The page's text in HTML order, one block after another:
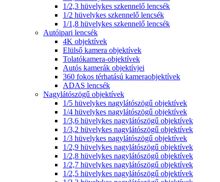
1/2,3 hüvelykes szkennelő lencsék
1/2 hüvelykes szkennelő lencsék
1/1,8 hüvelykes szkennelő lencsék
Autóipari lencsék
4K objektívek
Elülső kamera objektívek
Tolatókamera-objektívek
Autós kamerák objektívjei
360 fokos térhatású kameraobjektívek
ADAS lencsék
Nagylátószögű objektívek
1/5 hüvelykes nagylátószögű objektívek
1/4 hüvelykes nagylátószögű objektívek
1/3,6 hüvelykes nagylátószögű objektívek
1/3,2 hüvelykes nagylátószögű objektívek
1/3 hüvelykes nagylátószögű objektívek
1/2,9 hüvelykes nagylátószögű objektívek
1/2,8 hüvelykes nagylátószögű objektívek
1/2,7 hüvelykes nagylátószögű objektívek
1/2,5 hüvelykes nagylátószögű objektívek